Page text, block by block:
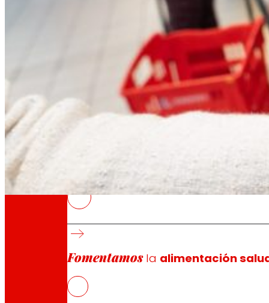
A través de nuestra Fundación
Compromisos
EROSKI
Fomentamosla alimentación
Durante los seis primeros meses del año,
comidas, gracias a su colaboración con
productos a precios reducidos